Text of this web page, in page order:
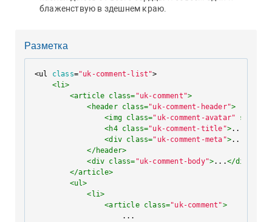
блаженствую в здешнем краю.
Разметка
<ul class="uk-comment-list">
<li>
<article class= "uk-comment">
< header class="uk-comment-header">
<img class="uk-comment-avatar" src
<h4 class="uk-comment-title">...
<div class="uk-comment-meta">...
</header>
<div class= "uk-comment-body">...</div
</article>
<ul>
< li>
<article class="uk-comment">
                    ...